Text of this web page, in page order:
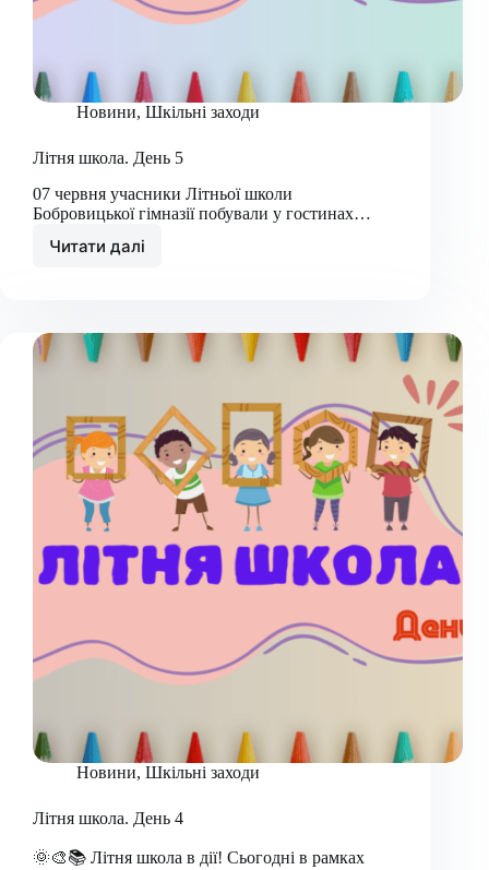
Новини, Шкільні заходи
Літня школа. День 5
07 червня учасники Літньої школи
Бобровицької гімназії побували у гостинах…
Читати далі
Літня
Новини, Шкільні заходи
Літня школа. День 4
🌞🎨📚 Літня школа в дії! Сьогодні в рамках